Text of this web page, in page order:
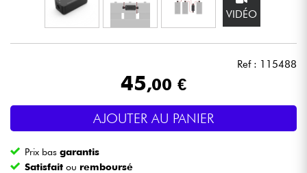
DJ
Batteries & Percu
Vents
VIDÉO
Ref : 115488
45,00 €
AJOUTER AU PANIER
Prix basgarantis
Satisfait ou remboursé